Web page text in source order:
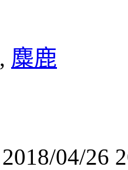
, 麋鹿
2018/04/26